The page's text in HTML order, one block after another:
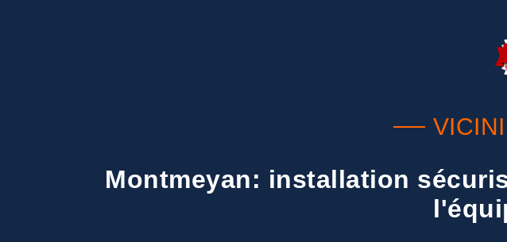
Montmeyan: installation